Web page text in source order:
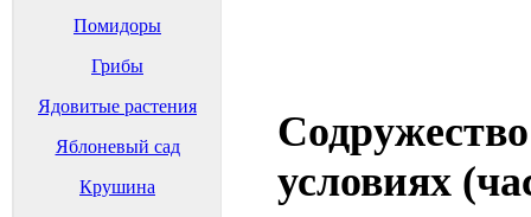
Помидоры
Грибы
Ядовитые растения
Яблоневый сад
Крушина
условиях